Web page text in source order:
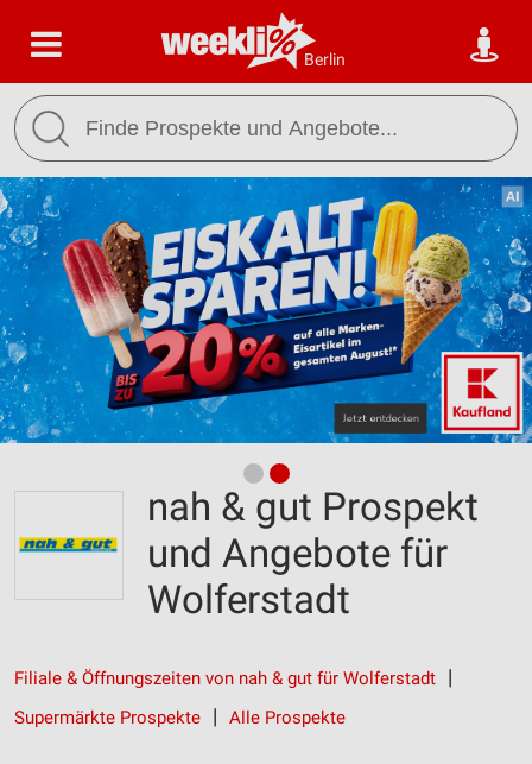
Berlin
nah & gut Prospekt
und Angebote für
Wolferstadt
Filiale & Öffnungszeiten von nah & gut für Wolferstadt
Supermärkte Prospekte
Alle Prospekte